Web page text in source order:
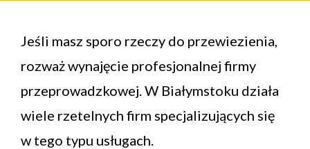
Jeśli masz sporo rzeczy do przewiezienia,
rozważ wynajęcie profesjonalnej firmy
przeprowadzkowej. W Białymstoku działa
wiele rzetelnych firm specjalizujących się
w tego typu usługach.